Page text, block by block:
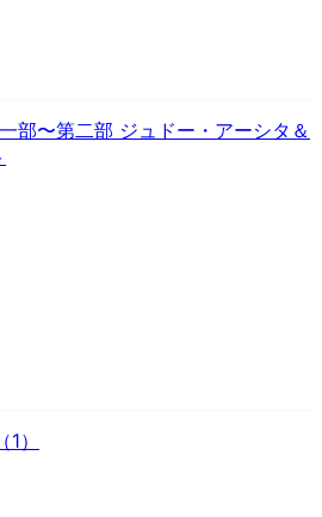
部〜第二部 ジュドー・アーシタ＆
）